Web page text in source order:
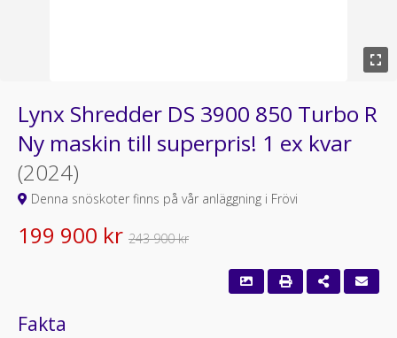
Lynx Shredder DS 3900 850 Turbo R
Ny maskin till superpris! 1 ex kvar
(2024)
Denna snöskoter finns på vår anläggning i Frövi
199 900 kr 243 900 kr
Fakta